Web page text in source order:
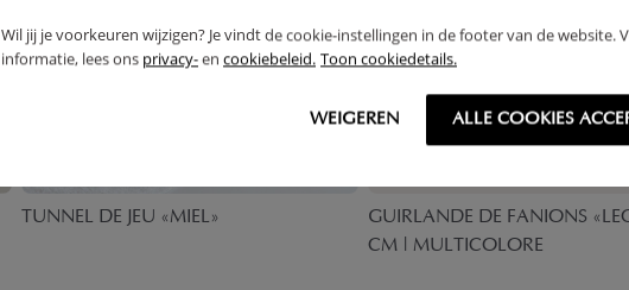
Wil jij je voorkeuren wijzigen? Je vindt de cookie-instellingen in de footer van de website.
informatie, lees ons privacy-en cookiebeleid. Toon cookiedetails.
WEIGEREN ALLE COOKIES
TUNNEL DE JEU «MIEL»
GUIRLANDE DE FANIONS
CM | MULTICOLORE